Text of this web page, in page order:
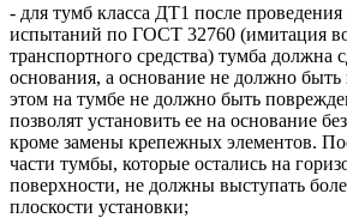
- для тумб класса ДТ1 после
испытаний по ГОСТ 32760 (имитация
транспортного средства) тумба должна
основания, а основание не должно
этом на тумбе не должно быть
позволят установить ее на основание
кроме замены крепежных элементов.
части тумбы, которые остались на
поверхности, не должны выступать
плоскости установки;